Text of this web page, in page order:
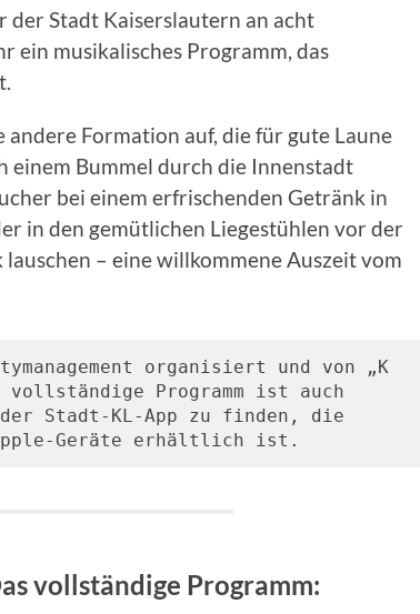
der Stadt Kaiserslautern an acht
ein musikalisches Programm, das
Formation auf, die für gute Laune
einem Bummel durch die Innenstadt
bei einem erfrischenden Getränk in
in den gemütlichen Liegestühlen vor der
– eine willkommene Auszeit vom
organisiert und von „K
Programm ist auch
Stadt-KL-App zu finden, die
Geräte erhältlich ist.
vollständige Programm: